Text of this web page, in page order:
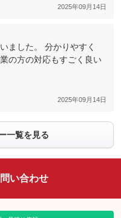
2025年09月14日
ました。 分かりやすく
の方の対応もすごく良い
2025年09月14日
一覧を見る
い合わせ